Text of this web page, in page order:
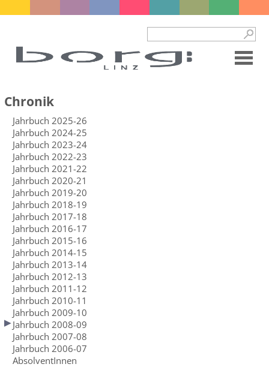
Chronik
Jahrbuch 2025-26
Jahrbuch 2024-25
Jahrbuch 2023-24
Jahrbuch 2022-23
Jahrbuch 2021-22
Jahrbuch 2020-21
Jahrbuch 2019-20
Jahrbuch 2018-19
Jahrbuch 2017-18
Jahrbuch 2016-17
Jahrbuch 2015-16
Jahrbuch 2014-15
Jahrbuch 2013-14
Jahrbuch 2012-13
Jahrbuch 2011-12
Jahrbuch 2010-11
Jahrbuch 2009-10
Jahrbuch 2008-09
Jahrbuch 2007-08
Jahrbuch 2006-07
AbsolventInnen